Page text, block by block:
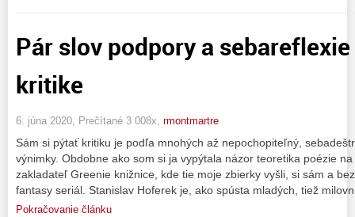
Pár slov podpory a
kritike
6. júna 2020, Prečítané 3 008x, rmontmartre
Sám si pýtať kritiku je podľa mnohých až nepochopiteľný,
výnimky. Obdobne ako som si ja vypýtala názor teoretika poézie
zakladateľ Greenie knižnice, kde tie moje zbierky vyšli, si sám a
fantasy seriál. Stanislav Hoferek je, ako spústa mladých, tiež
Pokračovanie článku